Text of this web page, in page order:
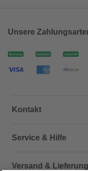
Unsere
Kontakt
Dein Kontakt zu uns
Service & Hilfe
Häufige Fragen
Versand & Lieferung